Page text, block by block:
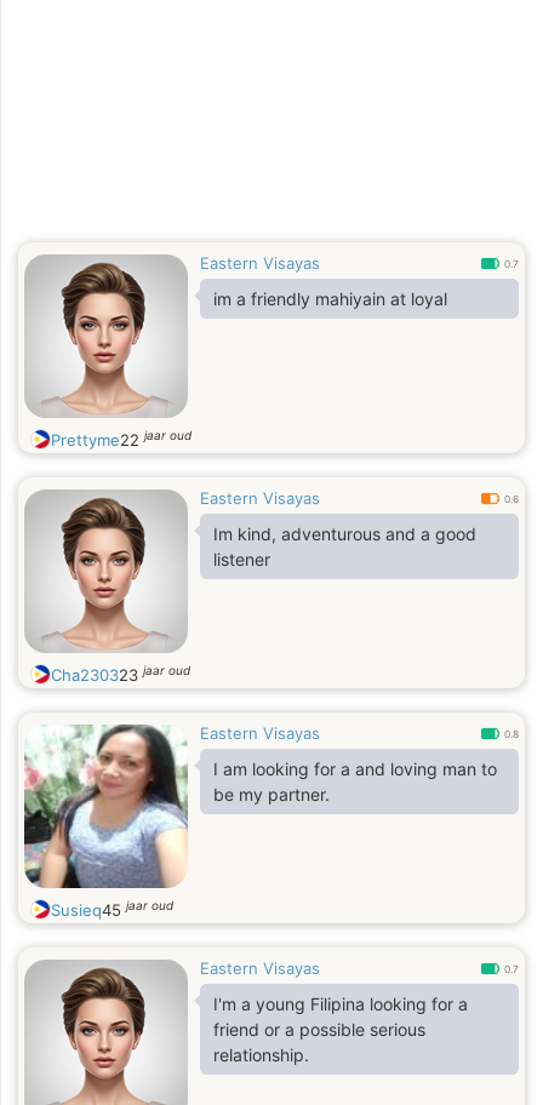
Eastern Visayas 0.7
im a friendly mahiyain at loyal
Prettyme22jaar oud
Eastern Visayas 0.6
Im kind, adventurous and a good
listener
Cha230323jaar oud
Eastern Visayas 0.8
I am looking for a and loving man to
be my partner.
Susieq45jaar oud
Eastern Visayas 0.7
I'm a young Filipina looking for a
friend or a possible serious
relationship.